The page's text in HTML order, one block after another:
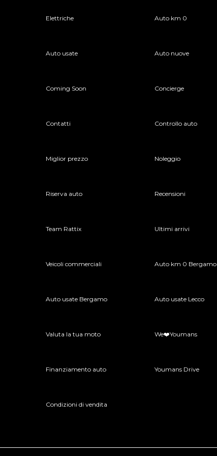
Elettriche Auto km 0
Auto usate Auto nuove
Coming Soon Concierge
Contatti Controllo auto
Miglior prezzo Noleggio
Riserva auto Recensioni
Team Rattix Ultimi arrivi
Veicoli commerciali Auto km 0 Bergamo
Auto usate Bergamo Auto usate Lecco
Valuta la tua moto We❤️Youmans
Finanziamento auto Youmans Drive
Condizioni di vendita